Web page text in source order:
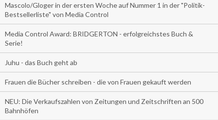
Mascolo/Gloger in der ersten Woche auf Nummer 1 in der "Politik-
Bestsellerliste" von Media Control
Media Control Award: BRIDGERTON - erfolgreichstes Buch &
Serie!
Juhu - das Buch geht ab
Frauen die Bücher schreiben - die von Frauen gekauft werden
NEU: Die Verkaufszahlen von Zeitungen und Zeitschriften an 500
Bahnhöfen